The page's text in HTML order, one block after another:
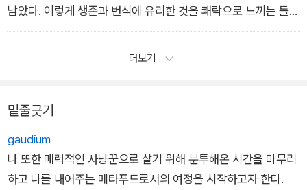
남았다. 이렇게 생존과 번식에 유리한 것을 쾌락으로 느끼는 돌연
변이들이 점점 더 선택되어 누적되어왔다.
더보기
밑줄긋기
gaudium
나 또한 매력적인 사냥꾼으로 살기 위해 분투해온 시간을 마무리
하고 나를 내어주는 메타푸드로서의 여정을 시작하고자 한다.